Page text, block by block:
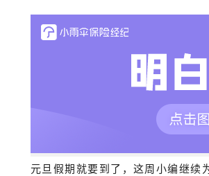
元旦假期就要到了，这周小编继续